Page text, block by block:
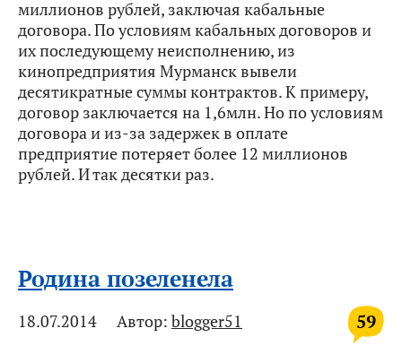
миллионов рублей, заключая кабальные
договора. По условиям кабальных договоров и
их последующему неисполнению, из
кинопредприятия Мурманск вывели
десятикратные суммы контрактов. К примеру,
договор заключается на 1,6млн. Но по условиям
договора и из-за задержек в оплате
предприятие потеряет более 12 миллионов
рублей. И так десятки раз.
Родина позеленела
59
18.07.2014 Автор: blogger51